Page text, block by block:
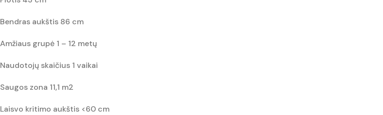
Bendras aukštis 86 cm
Amžiaus grupė 1 – 12 metų
Naudotojų skaičius 1 vaikai
Saugos zona 11,1 m2
Laisvo kritimo aukštis <60 cm